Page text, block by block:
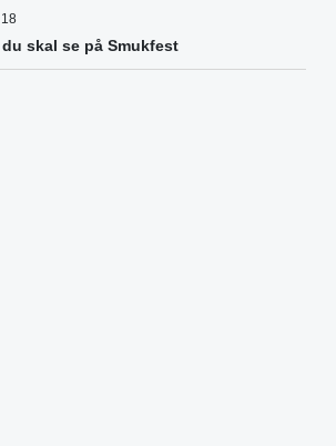
skal se på Smukfest